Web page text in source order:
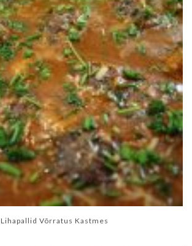
Lihapallid Võrratus Kastmes